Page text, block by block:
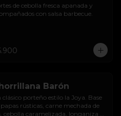
de cebolla fresca apanada y
con salsa barbecue.
Barón
clásico porteño estilo la Joya. Base
rústicas, carne mechada de
cebolla caramelizada, longaniza